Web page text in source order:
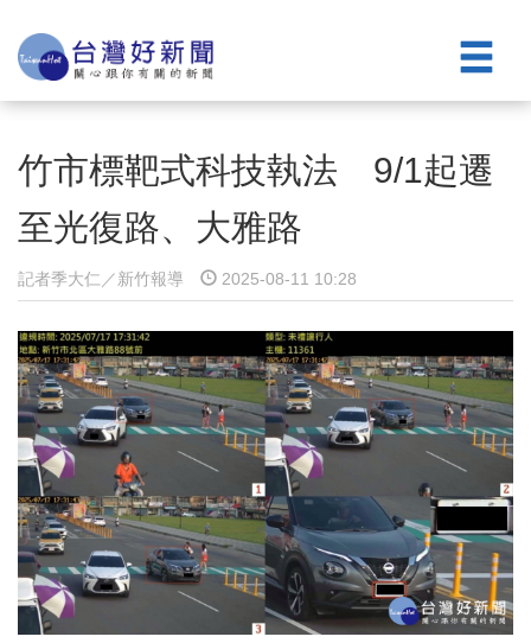
竹市標靶式科技執法 9/1起遷
至光復路、大雅路
記者季大仁／新竹報導 2025-08-11 10:28